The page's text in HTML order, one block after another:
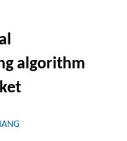
algorithm